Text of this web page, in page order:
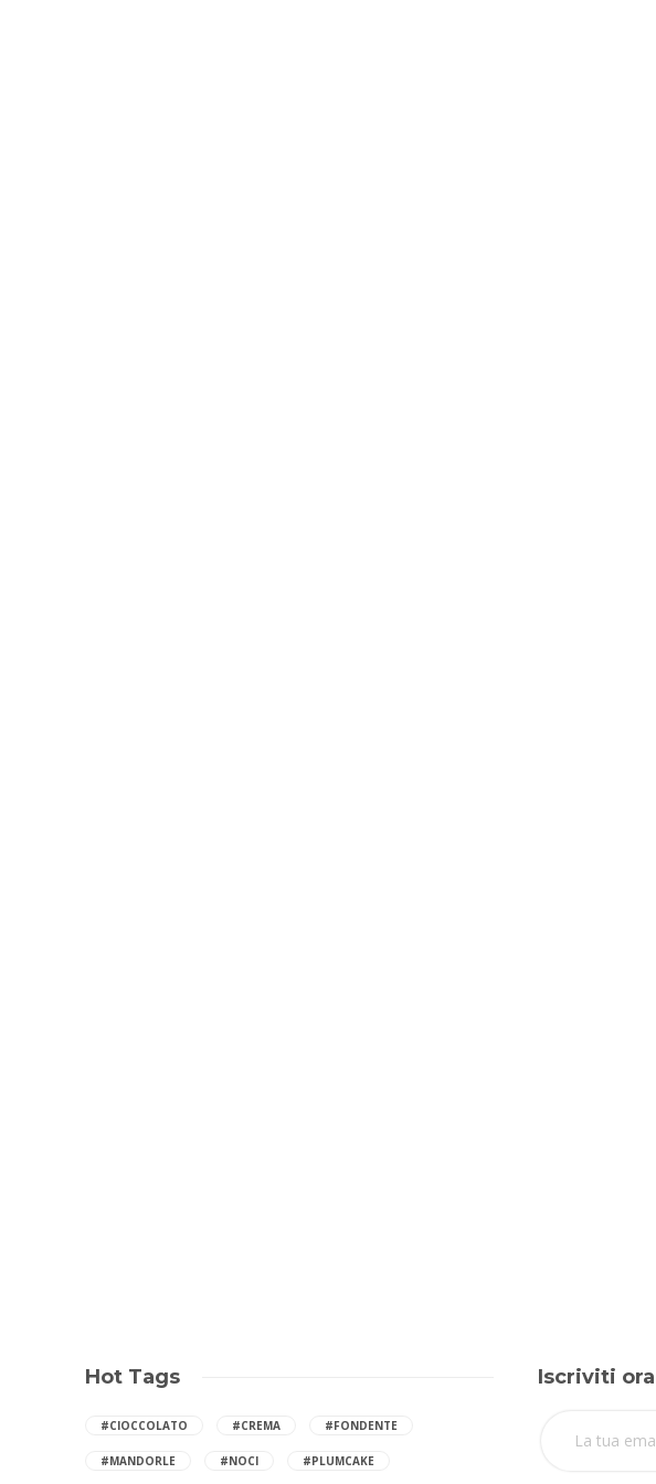
Hot Tags
#CIOCCOLATO #CREMA #FONDENTE
#MANDORLE #NOCI #PLUMCAKE
Iscriviti ora